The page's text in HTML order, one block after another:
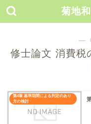
菊地
―
修士論文 消費税
第4章 基準期間による判定のあり
方の検討